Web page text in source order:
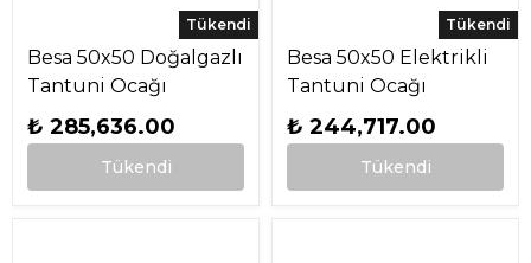
Tükendi
Besa 50x50 Doğalgazlı
Tantuni Ocağı
₺ 285,636.00
Tükendi
Tükendi
Besa 50x50 Elektrikli
Tantuni Ocağı
₺ 244,717.00
Tükendi